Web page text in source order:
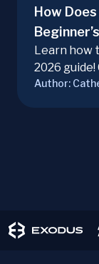
How
Learn how
2026
hardware,
Author: